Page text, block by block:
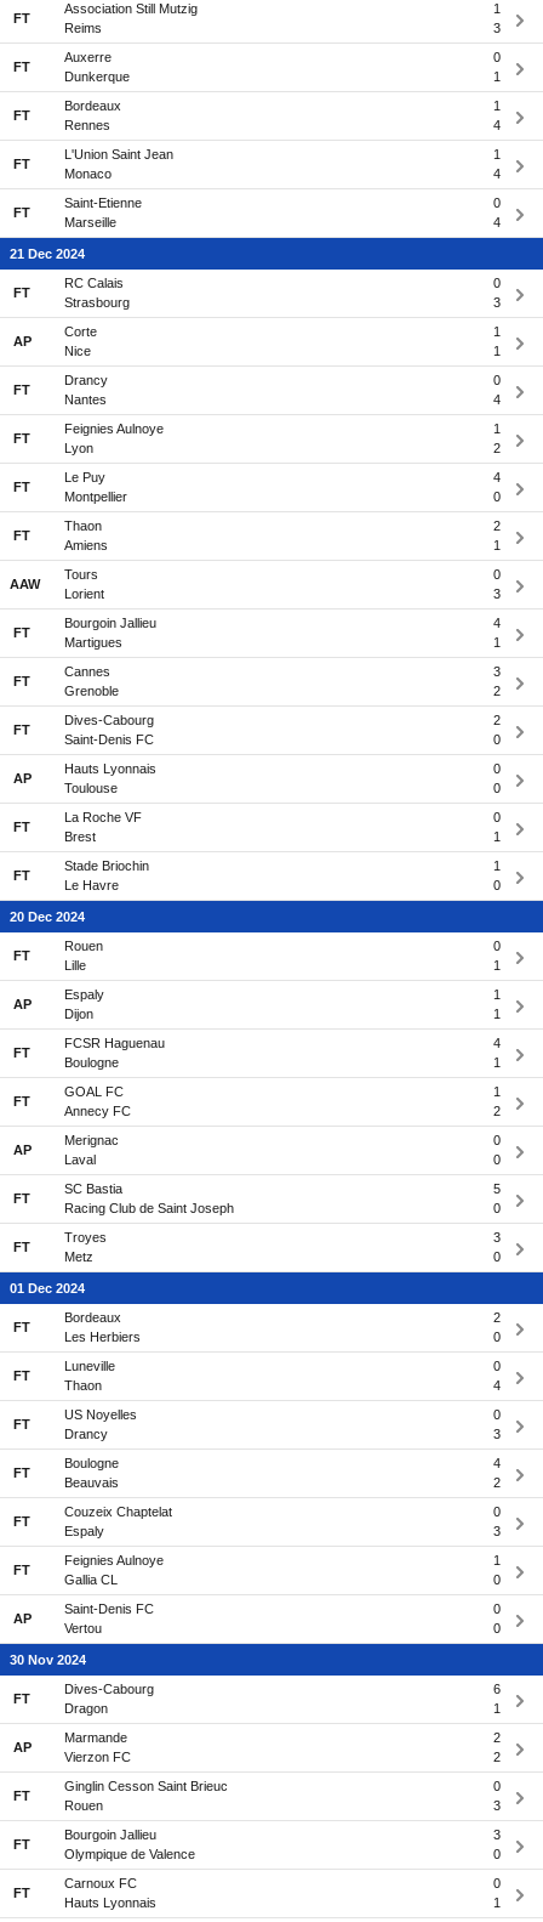
FT
Association Still Mutzig
1
Reims
3
FT
Auxerre
0
Dunkerque
1
FT
Bordeaux
1
Rennes
4
FT
L'Union Saint Jean
1
Monaco
4
FT
Saint-Etienne
0
Marseille
4
21 Dec 2024
FT
RC Calais
0
Strasbourg
3
AP
Corte
1
Nice
1
FT
Drancy
0
Nantes
4
FT
Feignies Aulnoye
1
Lyon
2
FT
Le Puy
4
Montpellier
0
FT
Thaon
2
Amiens
1
AAW
Tours
0
Lorient
3
FT
Bourgoin Jallieu
4
Martigues
1
FT
Cannes
3
Grenoble
2
FT
Dives-Cabourg
2
Saint-Denis FC
0
AP
Hauts Lyonnais
0
Toulouse
0
FT
La Roche VF
0
Brest
1
FT
Stade Briochin
1
Le Havre
0
20 Dec 2024
FT
Rouen
0
Lille
1
AP
Espaly
1
Dijon
1
FT
FCSR Haguenau
4
Boulogne
1
FT
GOAL FC
1
Annecy FC
2
AP
Merignac
0
Laval
0
FT
SC Bastia
5
Racing Club de Saint Joseph
0
FT
Troyes
3
Metz
0
01 Dec 2024
FT
Bordeaux
2
Les Herbiers
0
FT
Luneville
0
Thaon
4
FT
US Noyelles
0
Drancy
3
FT
Boulogne
4
Beauvais
2
FT
Couzeix Chaptelat
0
Espaly
3
FT
Feignies Aulnoye
1
Gallia CL
0
AP
Saint-Denis FC
0
Vertou
0
30 Nov 2024
FT
Dives-Cabourg
6
Dragon
1
AP
Marmande
2
Vierzon FC
2
FT
Ginglin Cesson Saint Brieuc
0
Rouen
3
FT
Bourgoin Jallieu
3
Olympique de Valence
0
FT
Carnoux FC
0
Hauts Lyonnais
1